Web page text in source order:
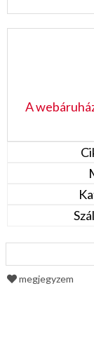
A
megjegyzem